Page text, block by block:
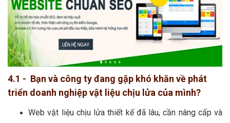
4.1 - Bạn và công ty đang gặp khó khăn về phát
triển doanh nghiệp vật liệu chịu lửa của mình?
Web vật liệu chịu lửa thiết kế đã lâu, cần nâng cấp và